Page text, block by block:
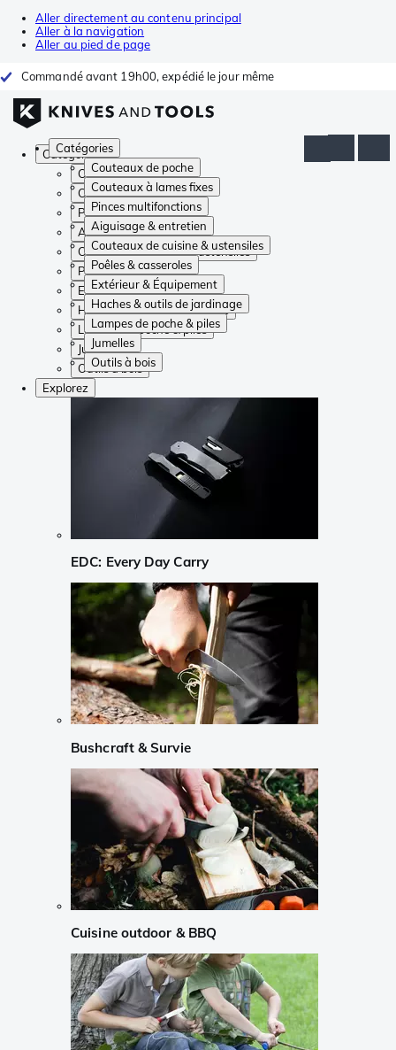
Aller directement au contenu principal
Aller à la navigation
Aller au pied de page
Commandé avant 19h00, expédié le jour même
Catégories
Couteaux de poche
Couteaux à lames fixes
Pinces multifonctions
Aiguisage & entretien
Couteaux de cuisine & ustensiles
Poêles & casseroles
Extérieur & Équipement
Haches & outils de jardinage
Lampes de poche & piles
Jumelles
Outils à bois
Catégories
Couteaux de poche
Couteaux à lames fixes
Pinces multifonctions
Aiguisage & entretien
Couteaux de cuisine & ustensiles
Poêles & casseroles
Extérieur & Équipement
Haches & outils de jardinage
Lampes de poche & piles
Jumelles
Outils à bois
Explorez
EDC: Every Day Carry
Bushcraft & Survie
Cuisine outdoor & BBQ